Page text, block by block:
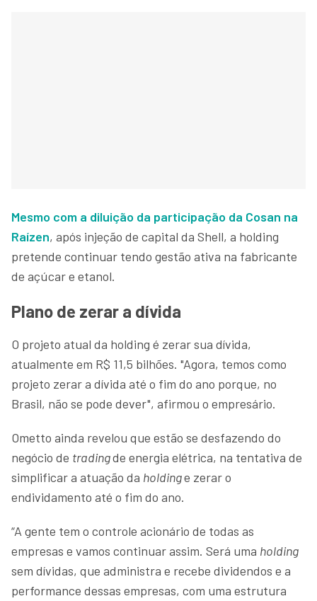
Mesmo com a diluição da participação da Cosan na
Raízen, após injeção de capital da Shell, a holding
pretende continuar tendo gestão ativa na fabricante
de açúcar e etanol.
Plano de zerar a dívida
O projeto atual da holding é zerar sua dívida,
atualmente em R$ 11,5 bilhões. "Agora, temos como
projeto zerar a dívida até o fim do ano porque, no
Brasil, não se pode dever", afirmou o empresário.
Ometto ainda revelou que estão se desfazendo do
negócio de tradingde energia elétrica, na tentativa de
simplificar a atuação da holdinge zerar o
endividamento até o fim do ano.
“A gente tem o controle acionário de todas as
empresas e vamos continuar assim. Será uma holding
sem dívidas, que administra e recebe dividendos e a
performance dessas empresas, com uma estrutura